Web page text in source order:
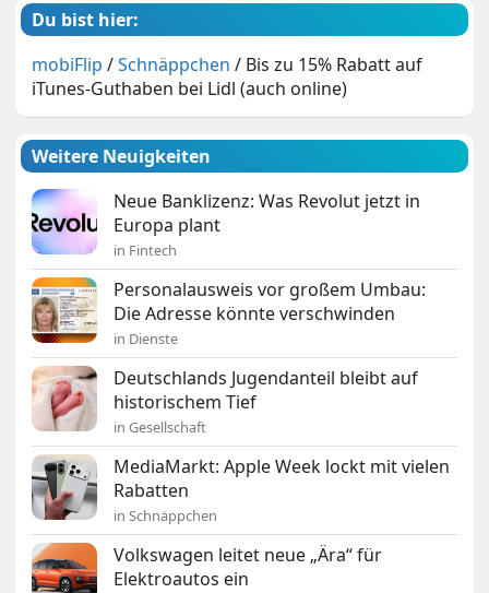
Du bist hier:
mobiFlip /Schnäppchen / Bis zu 15% Rabatt auf
iTunes-Guthaben bei Lidl (auch online)
Weitere Neuigkeiten
Neue Banklizenz: Was Revolut jetzt in
Europa plant
in Fintech
Personalausweis vor großem Umbau:
Die Adresse könnte verschwinden
in Dienste
Deutschlands Jugendanteil bleibt auf
historischem Tief
in Gesellschaft
MediaMarkt: Apple Week lockt mit vielen
Rabatten
in Schnäppchen
Volkswagen leitet neue „Ära“ für
Elektroautos ein